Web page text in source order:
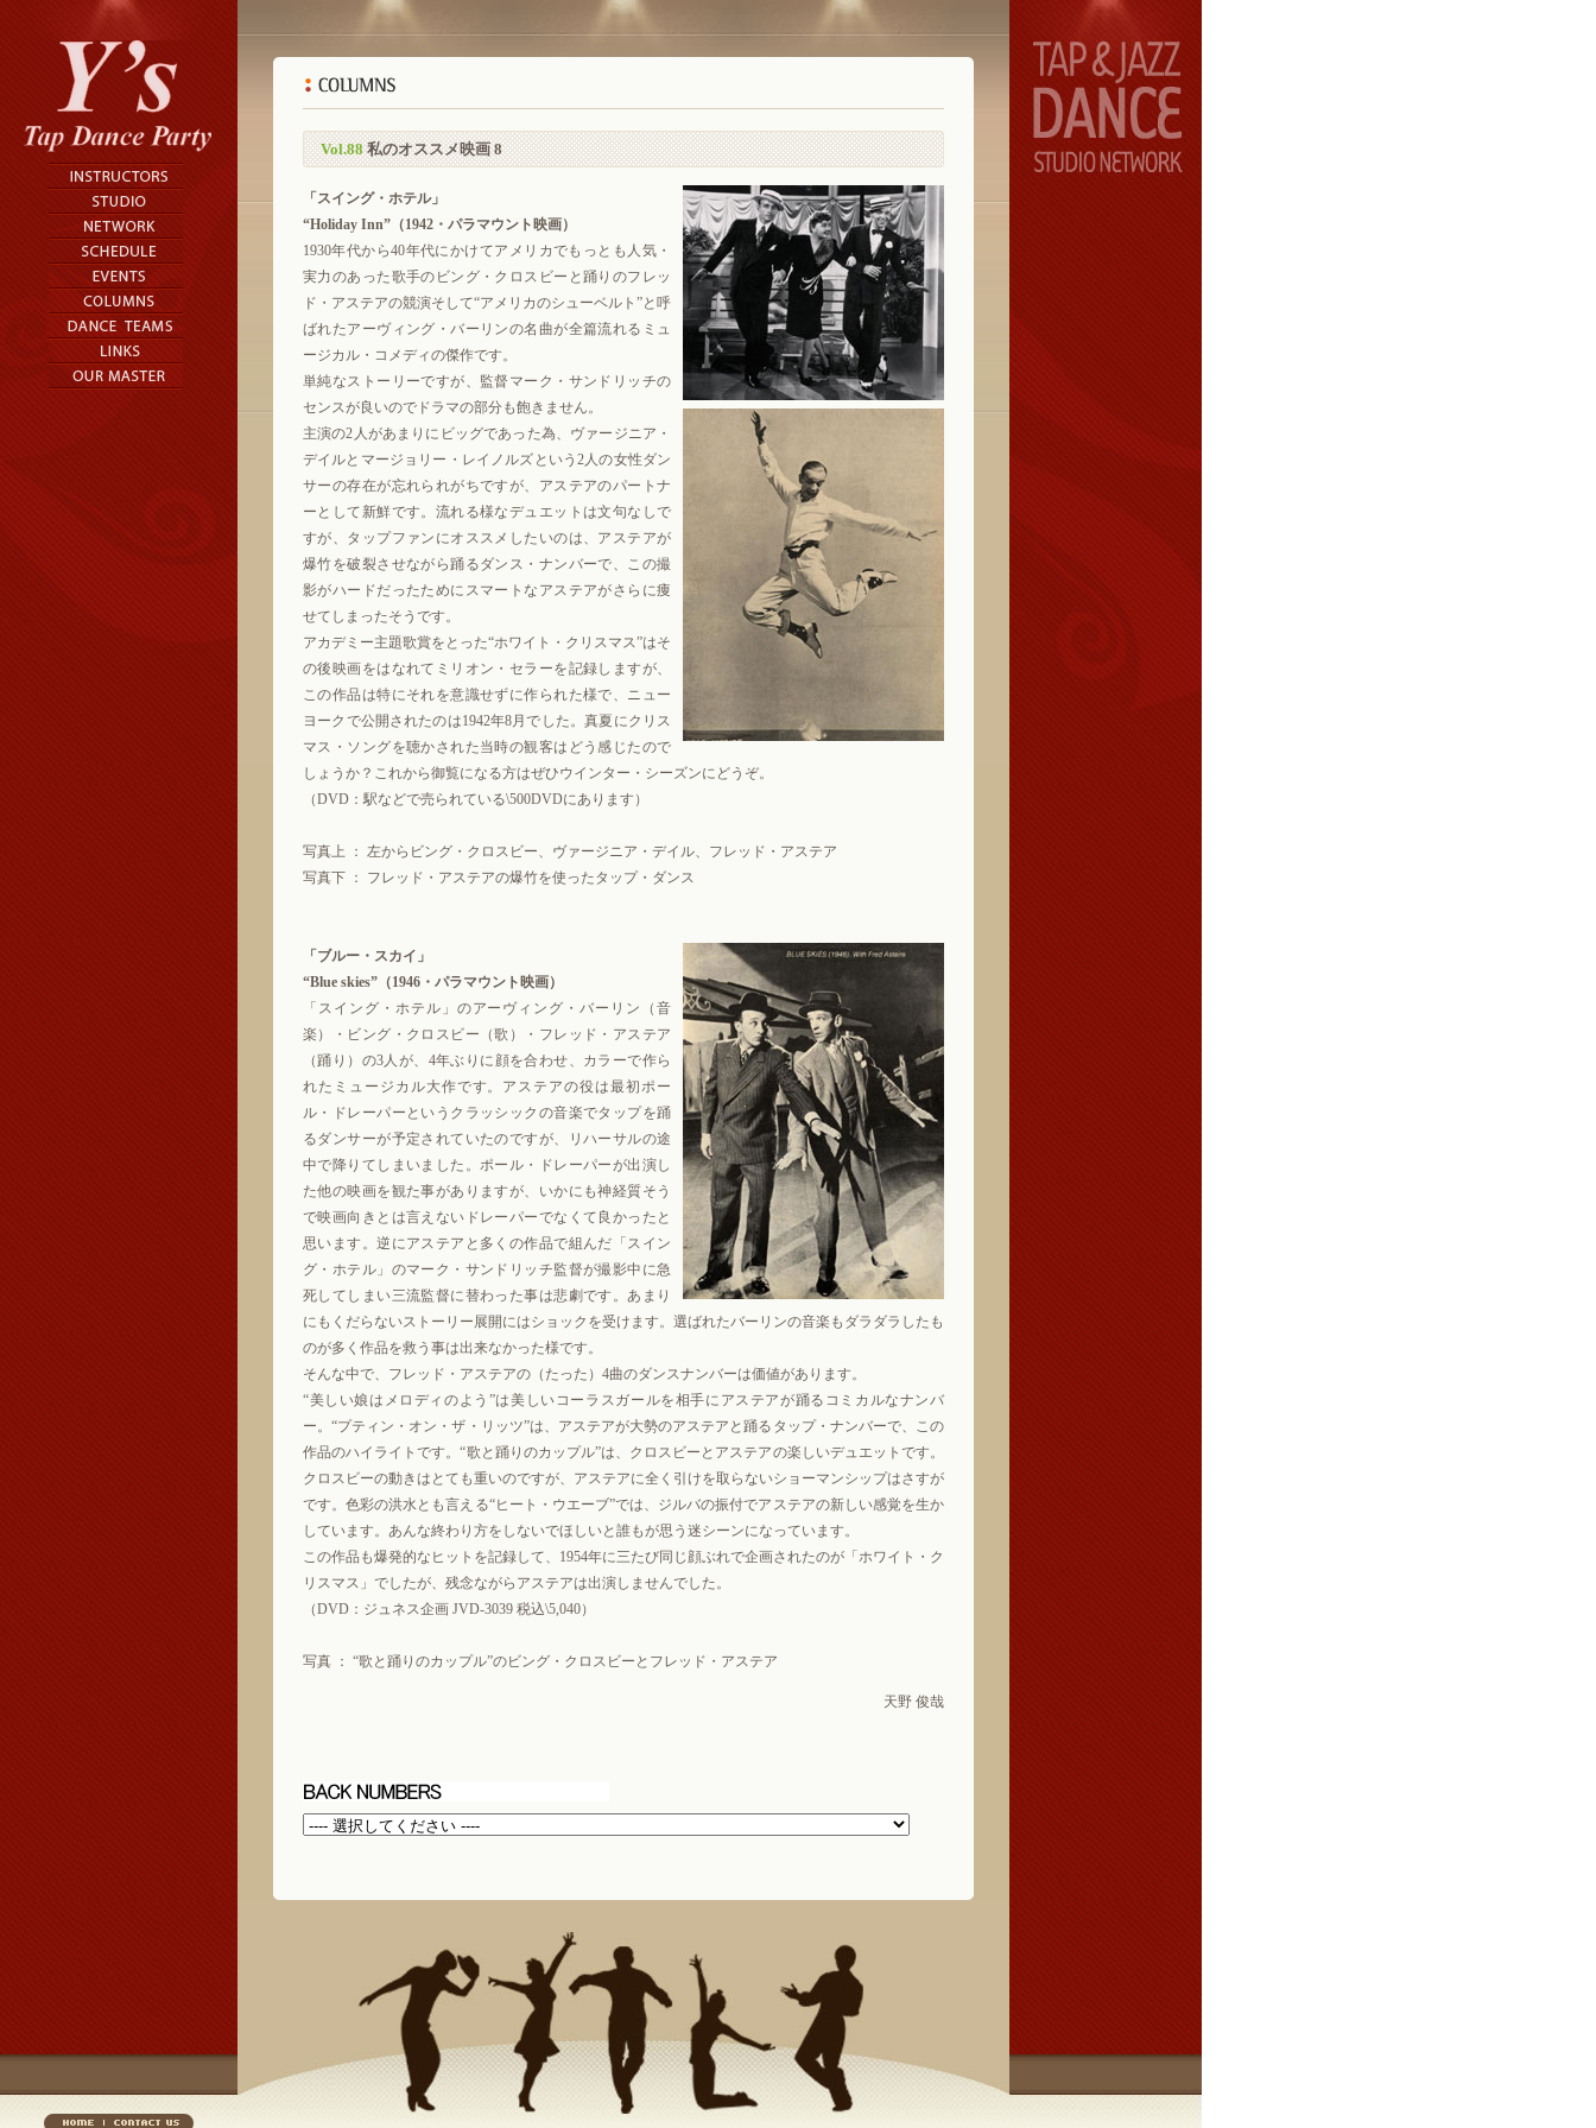
Vol.88私のオススメ映画 8
「スイング・ホテル」
“Holiday Inn”（1942・パラマウント映画）
1930年代から40年代にかけてアメリカでもっとも人気・
実力のあった歌手のビング・クロスビーと踊りのフレッ
ド・アステアの競演そして“アメリカのシューベルト”と呼
ばれたアーヴィング・バーリンの名曲が全篇流れるミュ
ージカル・コメディの傑作です。
単純なストーリーですが、監督マーク・サンドリッチの
センスが良いのでドラマの部分も飽きません。
主演の2人があまりにビッグであった為、ヴァージニア・
デイルとマージョリー・レイノルズという2人の女性ダン
サーの存在が忘れられがちですが、アステアのパートナ
ーとして新鮮です。流れる様なデュエットは文句なしで
すが、タップファンにオススメしたいのは、アステアが
爆竹を破裂させながら踊るダンス・ナンバーで、この撮
影がハードだったためにスマートなアステアがさらに痩
せてしまったそうです。
アカデミー主題歌賞をとった“ホワイト・クリスマス”はそ
の後映画をはなれてミリオン・セラーを記録しますが、
この作品は特にそれを意識せずに作られた様で、ニュー
ヨークで公開されたのは1942年8月でした。真夏にクリス
マス・ソングを聴かされた当時の観客はどう感じたので
しょうか？これから御覧になる方はぜひウインター・シーズンにどうぞ。
（DVD：駅などで売られている\500DVDにあります）
写真上 ： 左からビング・クロスビー、ヴァージニア・デイル、フレッド・アステア
写真下 ： フレッド・アステアの爆竹を使ったタップ・ダンス
「ブルー・スカイ」
“Blue skies”（1946・パラマウント映画）
「スイング・ホテル」のアーヴィング・バーリン（音
楽）・ビング・クロスビー（歌）・フレッド・アステア
（踊り）の3人が、4年ぶりに顔を合わせ、カラーで作ら
れたミュージカル大作です。アステアの役は最初ポー
ル・ドレーパーというクラッシックの音楽でタップを踊
るダンサーが予定されていたのですが、リハーサルの途
中で降りてしまいました。ポール・ドレーパーが出演し
た他の映画を観た事がありますが、いかにも神経質そう
で映画向きとは言えないドレーパーでなくて良かったと
思います。逆にアステアと多くの作品で組んだ「スイン
グ・ホテル」のマーク・サンドリッチ監督が撮影中に急
死してしまい三流監督に替わった事は悲劇です。あまり
にもくだらないストーリー展開にはショックを受けます。選ばれたバーリンの音楽もダラダラしたも
のが多く作品を救う事は出来なかった様です。
そんな中で、フレッド・アステアの（たった）4曲のダンスナンバーは価値があります。
“美しい娘はメロディのよう”は美しいコーラスガールを相手にアステアが踊るコミカルなナンバ
ー。“プティン・オン・ザ・リッツ”は、アステアが大勢のアステアと踊るタップ・ナンバーで、この
作品のハイライトです。“歌と踊りのカップル”は、クロスビーとアステアの楽しいデュエットです。
クロスビーの動きはとても重いのですが、アステアに全く引けを取らないショーマンシップはさすが
です。色彩の洪水とも言える“ヒート・ウエーブ”では、ジルバの振付でアステアの新しい感覚を生か
しています。あんな終わり方をしないでほしいと誰もが思う迷シーンになっています。
この作品も爆発的なヒットを記録して、1954年に三たび同じ顔ぶれで企画されたのが「ホワイト・ク
リスマス」でしたが、残念ながらアステアは出演しませんでした。
（DVD：ジュネス企画 JVD-3039 税込\5,040）
写真 ： “歌と踊りのカップル”のビング・クロスビーとフレッド・アステア
天野 俊哉